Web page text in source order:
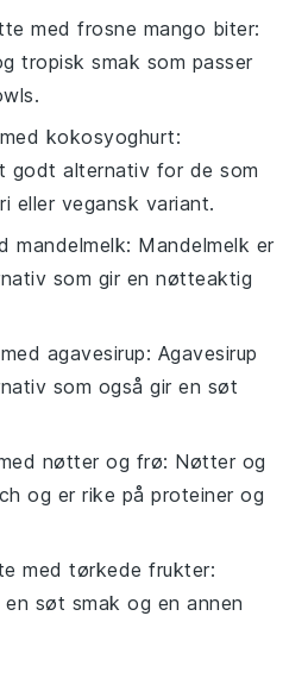
medfrosne mango biter:
tropisk smak som passer
kokosyoghurt:
godt alternativ for de som
eller vegansk variant.
mandelmelk: Mandelmelk er
som gir en nøtteaktig
agavesirup: Agavesirup
som også gir en søt
nøtter og frø: Nøtter og
og er rike på proteiner og
medtørkede frukter:
søt smak og en annen